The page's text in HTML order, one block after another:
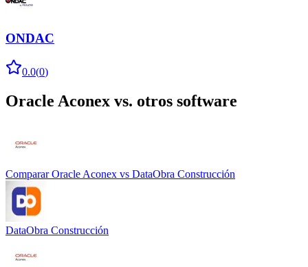
ONDAC
0.0(0)
Oracle Aconex vs. otros software
Comparar Oracle Aconex vs DataObra Construcción
DataObra Construcción